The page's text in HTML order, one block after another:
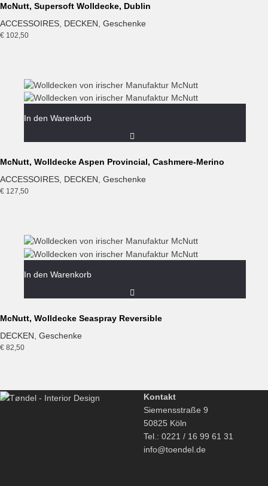
McNutt, Supersoft Wolldecke, Dublin
ACCESSOIRES DECKEN Geschenke
€ 102,50
In den Warenkorb
McNutt, Wolldecke Aspen Provincial, Cashmere-Merino
ACCESSOIRES DECKEN Geschenke
€ 127,50
In den Warenkorb
McNutt, Wolldecke Seaspray Reversible
DECKEN Geschenke
€ 82,50
Kontakt
Siemensstraße 9
50825 Köln
Tel.: 0221 / 16 99 61 31
info@toendel.de